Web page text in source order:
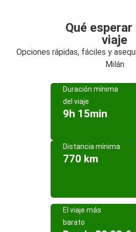
Qué
viaje
Opciones rápidas, fáciles y
Milán
Duración mínima
del viaje
9h 15min
Distancia mínima
770 km
El viaje más
barato